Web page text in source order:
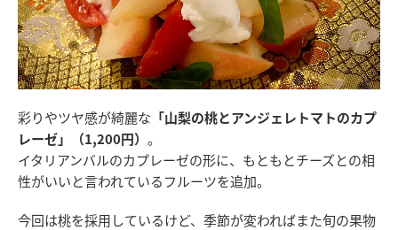
彩りやツヤ感が綺麗な 「山梨の桃とアンジェレトマトのカプ
レーゼ」（1,200円） 。
イタリアンバルのカプレーゼの形に、もともとチーズとの相
性がいいと言われているフルーツを追加。
今回は桃を採用しているけど、季節が変わればまた旬の果物